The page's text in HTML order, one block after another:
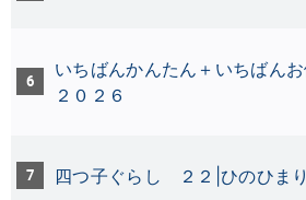
6
いちばんかんたん＋いちばん
２０２６
7 四つ子ぐらし ２２|ひのひまり